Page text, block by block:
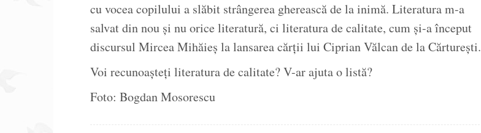
cu vocea copilului a slăbit strângerea gherească de la inimă. Literatura m-a
salvat din nou și nu orice literatură, ci literatura de calitate, cum și-a început
discursul Mircea Mihăieș la lansarea cărții lui Ciprian Vălcan de la Cărturești.
Voi recunoașteți literatura de calitate? V-ar ajuta o listă?
Foto: Bogdan Mosorescu